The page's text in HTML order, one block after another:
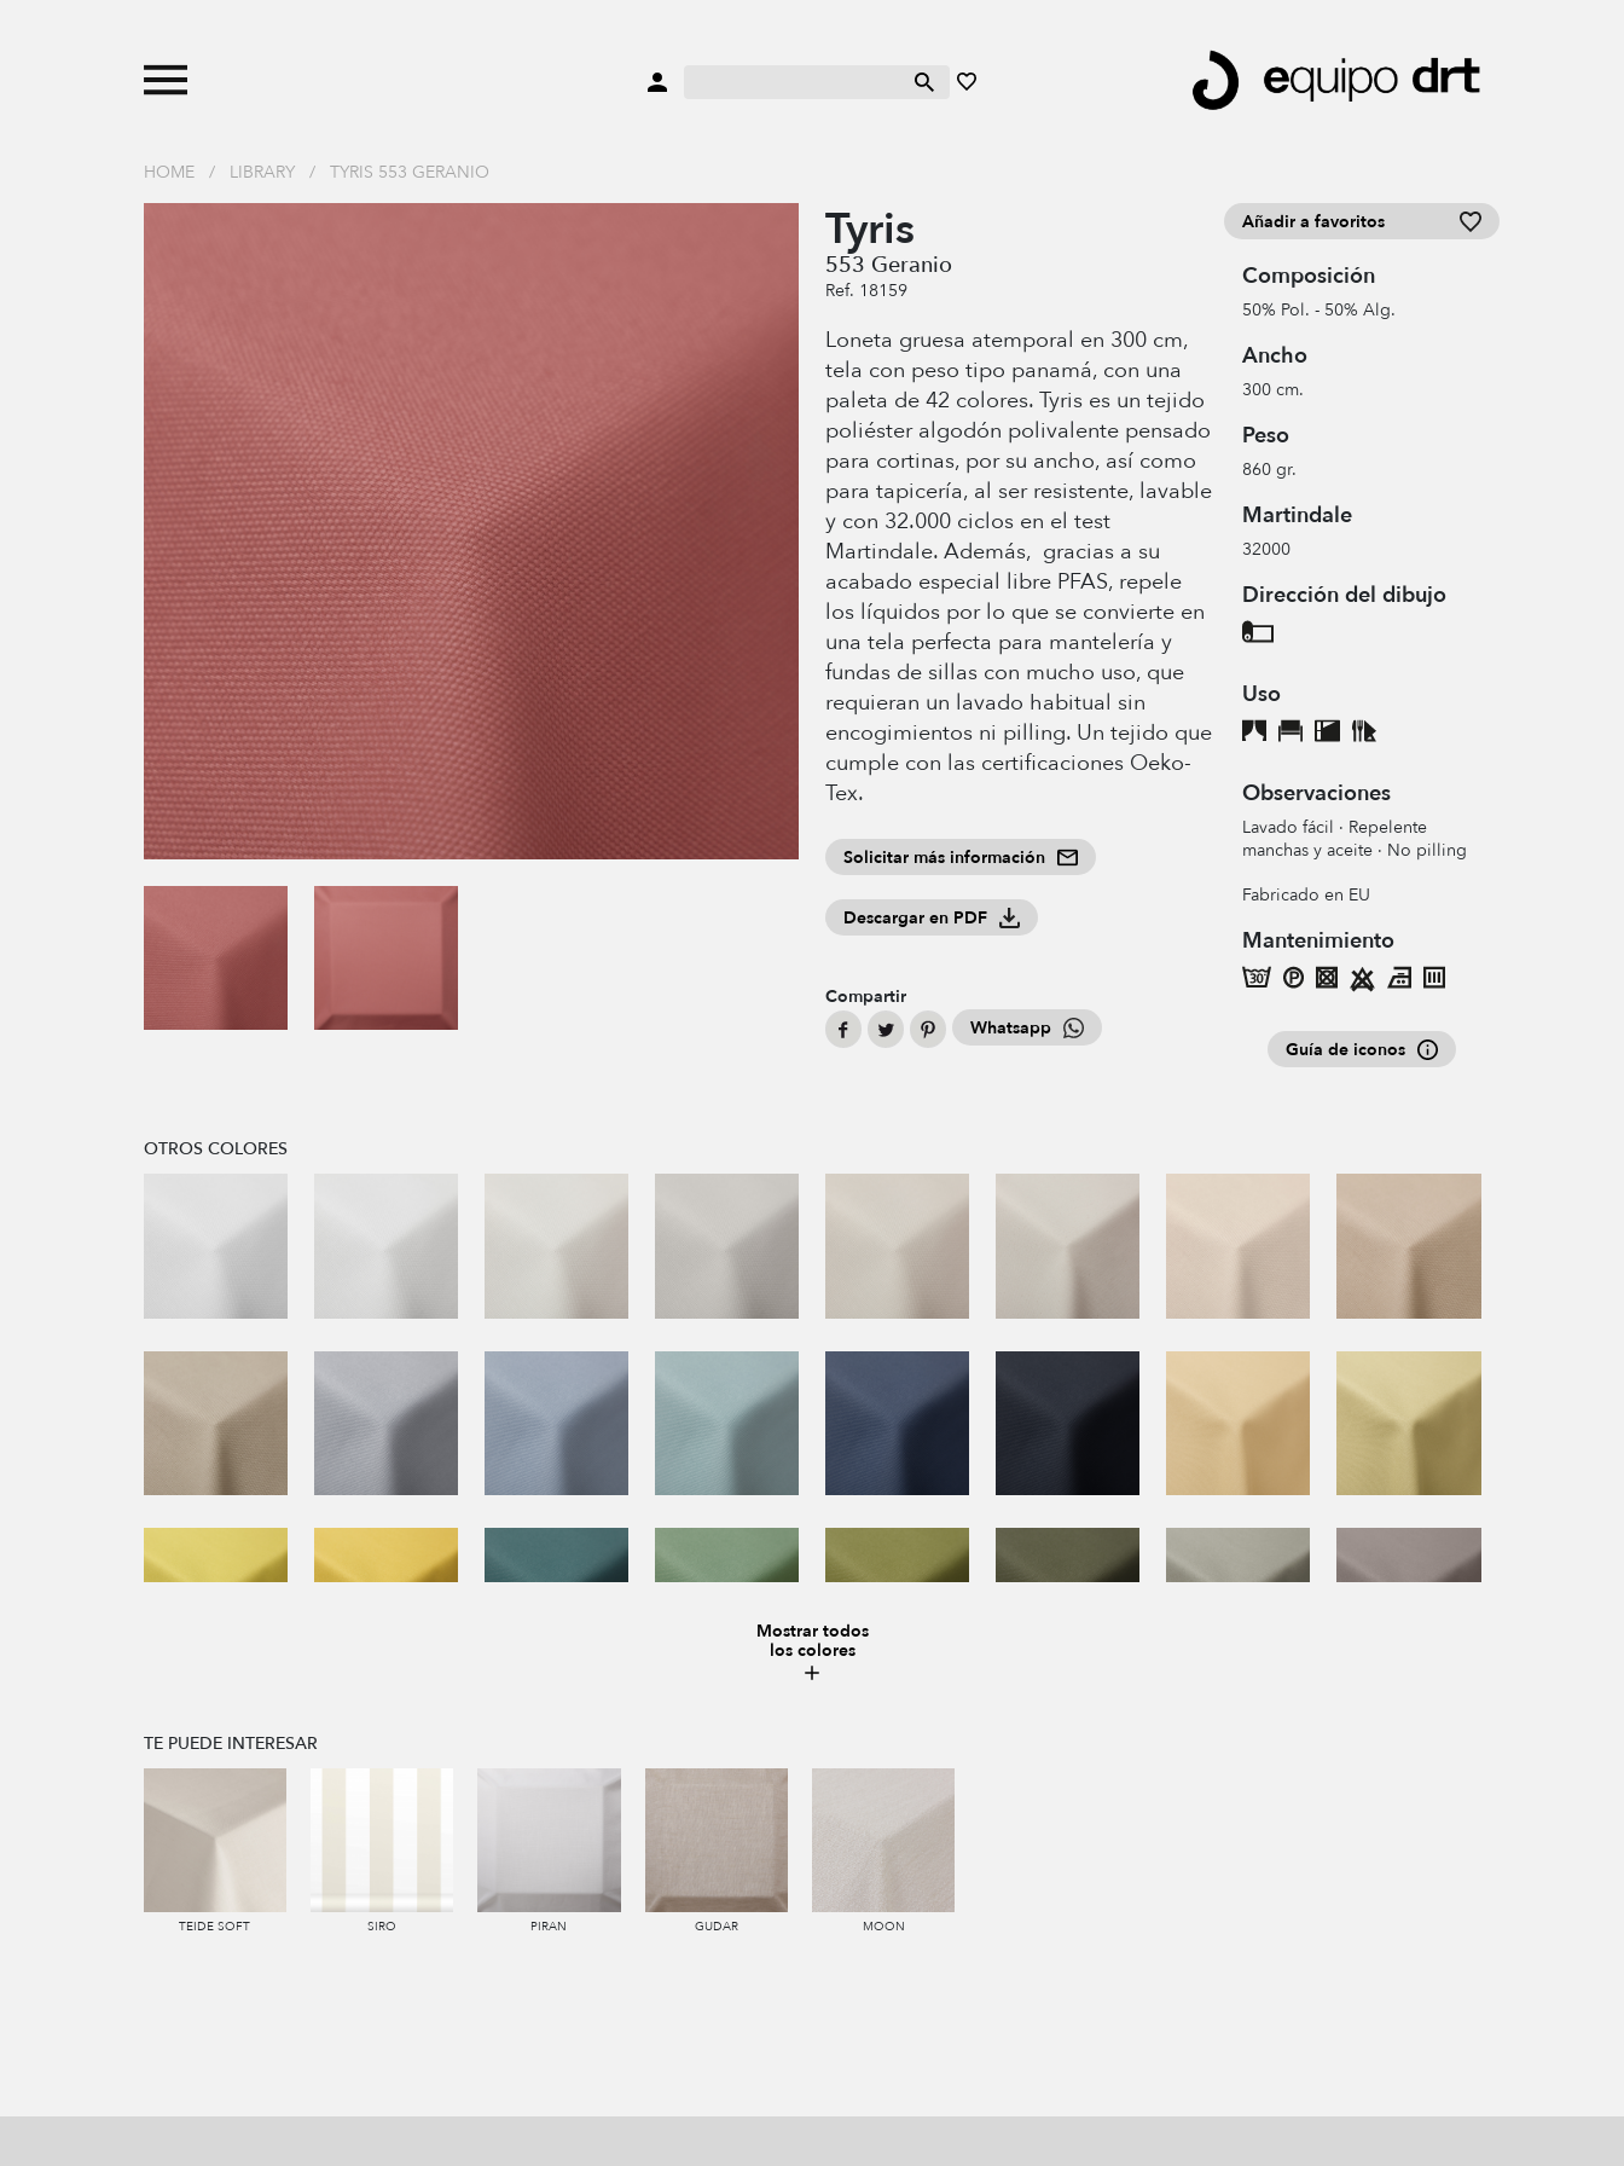
HOME / LIBRARY / TYRIS 553 GERANIO
Tyris
553 Geranio
Ref. 18159
Loneta gruesa atemporal en 300 cm,
tela con peso tipo panamá, con una
paleta de 42 colores. Tyris es un tejido
poliéster algodón polivalente pensado
para cortinas, por su ancho, así como
para tapicería, al ser resistente, lavable
y con 32.000 ciclos en el test
Martindale. Además, gracias a su
acabado especial libre PFAS, repele
los líquidos por lo que se convierte en
una tela perfecta para mantelería y
fundas de sillas con mucho uso, que
requieran un lavado habitual sin
encogimientos ni pilling. Un tejido que
cumple con las certificaciones Oeko-
Tex.
Solicitar más información
Descargar en PDF
Compartir
Whatsapp
Añadir a favoritos
Composición
50% Pol. - 50% Alg.
Ancho
300 cm.
Peso
860 gr.
Martindale
32000
Dirección del dibujo
Uso
Observaciones
Lavado fácil · Repelente
manchas y aceite · No pilling
Fabricado en EU
Mantenimiento
Guía de iconos
OTROS COLORES
Mostrar todos
los colores
TE PUEDE INTERESAR
TEIDE SOFT SIRO PIRAN GUDAR MOON